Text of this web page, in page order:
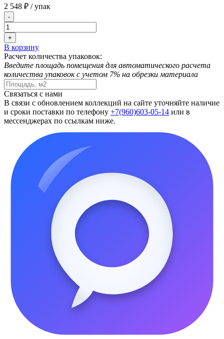
2 548 ₽ / упак
-
+
В корзину
Расчет количества упаковок:
Введите площадь помещения для автоматического расчета
количества упаковок с учетом 7% на обрезки материала
Связаться с нами
В связи с обновлением коллекций на сайте уточняйте наличие
и сроки поставки по телефону +7(960)603-05-14 или в
мессенджерах по ссылкам ниже.